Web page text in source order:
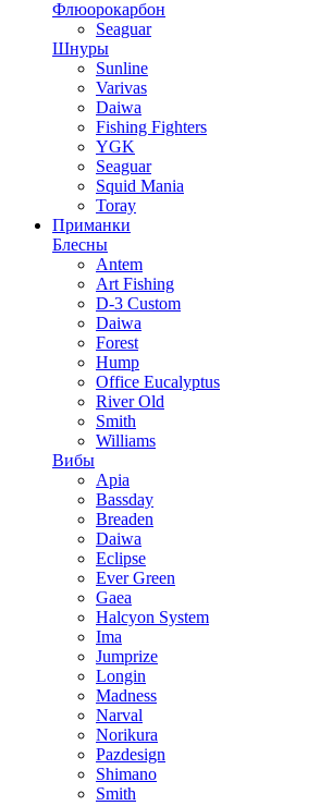
Флюорокарбон
Seaguar
Шнуры
Sunline
Varivas
Daiwa
Fishing Fighters
YGK
Seaguar
Squid Mania
Toray
Приманки
Блесны
Antem
Art Fishing
D-3 Custom
Daiwa
Forest
Hump
Office Eucalyptus
River Old
Smith
Williams
Вибы
Apia
Bassday
Breaden
Daiwa
Eclipse
Ever Green
Gaea
Halcyon System
Ima
Jumprize
Longin
Madness
Narval
Norikura
Pazdesign
Shimano
Smith